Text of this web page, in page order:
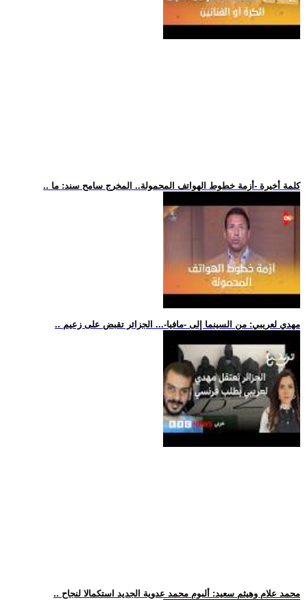
.. كلمة أخيرة -أزمة خطوط الهواتف المحمولة.. المخرج سامح سند: ما
.. مهدي لعريبي: من السينما إلى -مافيا-... الجزائر تقبض على زعيم
.. محمد علام وهيثم سعيد: ألبوم محمد عدوية الجديد استكمالا لنجاح